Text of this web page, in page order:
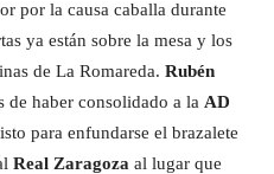
por la causa caballa durante
ya están sobre la mesa y los
de La Romareda. Rubén
de haber consolidado a la AD
para enfundarse el brazalete
Real Zaragoza al lugar que